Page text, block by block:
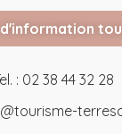
: 02 38 44 32 28